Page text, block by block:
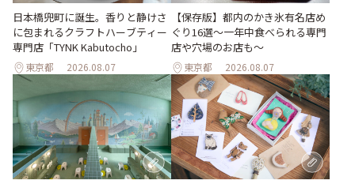
日本橋兜町に誕生。香りと静けさ
に包まれるクラフトハーブティー
専門店「TYNK Kabutocho」
東京都 2026.08.07
【保存版】都内のかき氷有名店め
ぐり16選～一年中食べられる専門
店や穴場のお店も～
東京都 2026.08.07